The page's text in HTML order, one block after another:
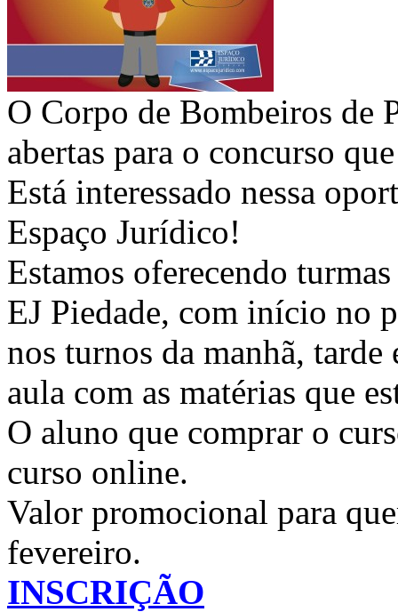
O Corpo de Bombeiros de
abertas para o concurso
Está interessado nessa
Espaço Jurídico!
Estamos oferecendo
EJ Piedade, com início no
nos turnos da manhã,
aula com as matérias que
O aluno que comprar o
curso online.
Valor promocional para
fevereiro.
INSCRIÇÃO